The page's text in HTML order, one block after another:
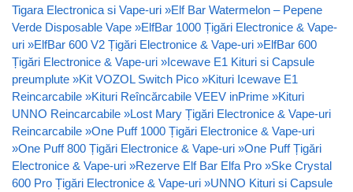
Tigara Electronica si Vape-uri »Elf Bar Watermelon – Pepene
Verde Disposable Vape »ElfBar 1000 Țigări Electronice & Vape-
uri »ElfBar 600 V2 Țigări Electronice & Vape-uri »ElfBar 600
Țigări Electronice & Vape-uri »Icewave E1 Kituri si Capsule
preumplute »Kit VOZOL Switch Pico »Kituri Icewave E1
Reincarcabile »Kituri Reîncărcabile VEEV inPrime »Kituri
UNNO Reincarcabile »Lost Mary Țigări Electronice & Vape-uri
Reincarcabile »One Puff 1000 Țigări Electronice & Vape-uri
»One Puff 800 Țigări Electronice & Vape-uri »One Puff Țigări
Electronice & Vape-uri »Rezerve Elf Bar Elfa Pro »Ske Crystal
600 Pro Țigări Electronice & Vape-uri »UNNO Kituri si Capsule